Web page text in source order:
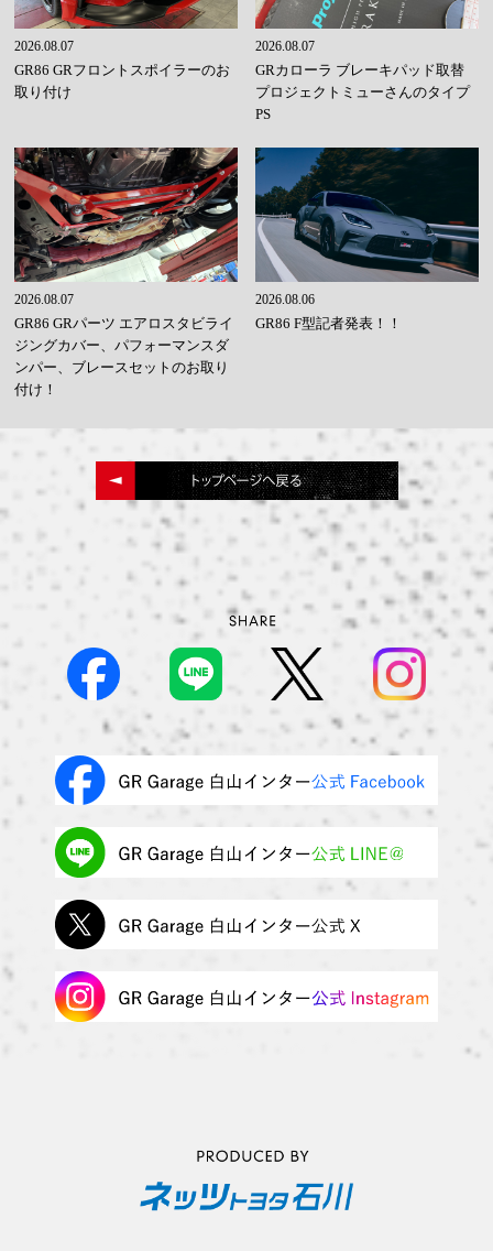
2026.08.07
GR86 GRフロントスポイラーのお
取り付け
2026.08.07
GRカローラ ブレーキパッド取替
プロジェクトミューさんのタイプ
PS
2026.08.07
GR86 GRパーツ エアロスタビライ
ジングカバー、パフォーマンスダ
ンパー、ブレースセットのお取り
付け！
2026.08.06
GR86 F型記者発表！！